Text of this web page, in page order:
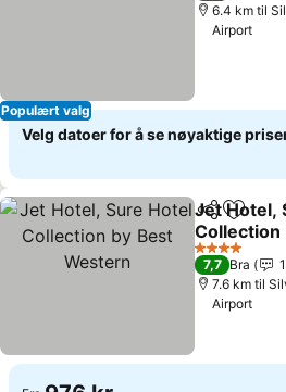
Populært valg
6.4 km til
Airport
Velg datoer for å se nøyaktige
Del Legg
Jet Hotel,
Collection
Western
Se priser
4 Stjerner
7,7 Bra
7.6 km til
Airport